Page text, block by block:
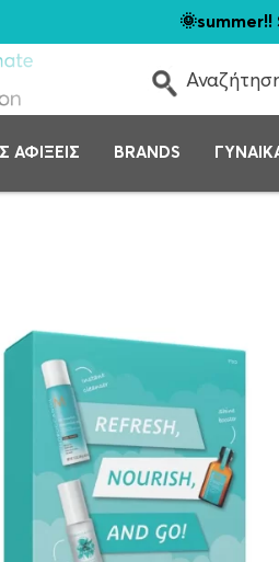
🌞summer!!
ΑΦΙΞΕΙΣ BRANDS